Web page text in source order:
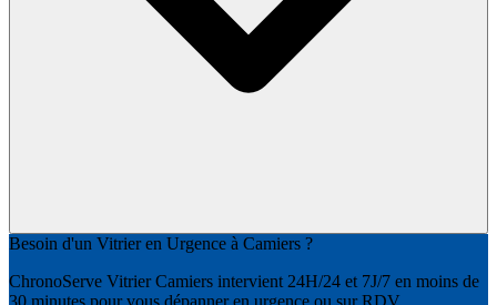
Besoin d'un Vitrier en Urgence à Camiers ?
ChronoServe Vitrier Camiers intervient 24H/24 et 7J/7 en moins de